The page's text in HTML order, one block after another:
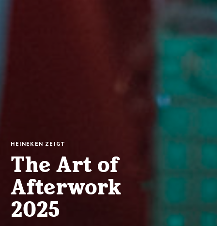
HEINEKEN ZEIGT
The Art of
Afterwork
2025